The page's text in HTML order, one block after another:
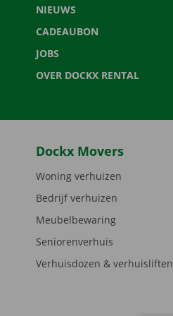
NIEUWS
CADEAUBON
JOBS
OVER DOCKX RENTAL
Dockx Movers
Woning verhuizen
Bedrijf verhuizen
Meubelbewaring
Seniorenverhuis
Verhuisdozen & verhuisliften